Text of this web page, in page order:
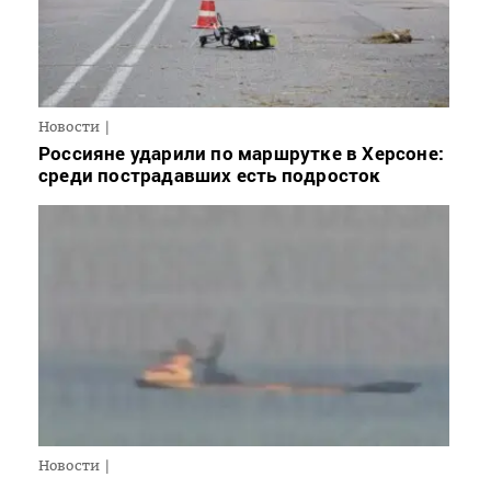
Новости
Россияне ударили по маршрутке в Херсоне:
среди пострадавших есть подросток
Новости